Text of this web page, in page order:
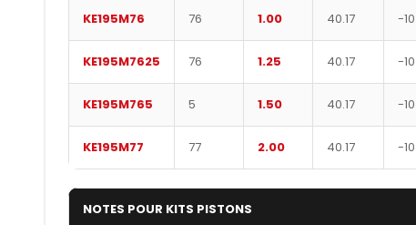
KE195M76 76 1.00 40.17 -10
KE195M7625 76 1.25 40.17 -10
KE195M765 5 1.50 40.17 -10
KE195M77 77 2.00 40.17 -10
NOTES POUR KITS PISTONS